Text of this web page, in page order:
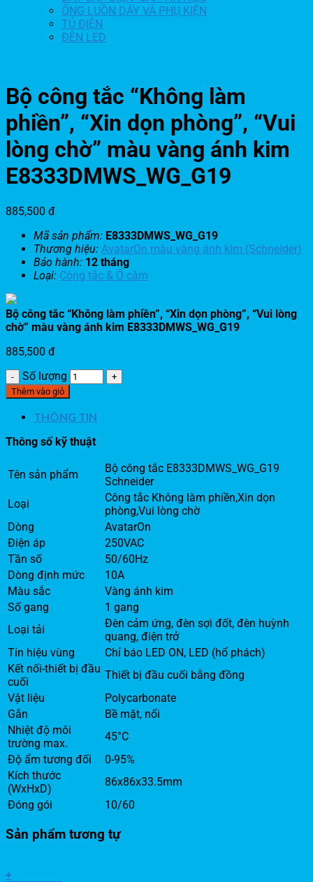
ỐNG LUỒN DÂY VÀ PHỤ KIỆN
TỦ ĐIỆN
ĐÈN LED
Bộ công tắc “Không làm
phiền”, “Xin dọn phòng”, “Vui
lòng chờ” màu vàng ánh kim
E8333DMWS_WG_G19
885,500 đ
Mã sản phẩm: E8333DMWS_WG_G19
Thương hiệu: AvatarOn màu vàng ánh kim (Schneider)
Bảo hành: 12 tháng
Loại: Công tắc & Ổ cắm
Bộ công tắc “Không làm phiền”, “Xin dọn phòng”, “Vui lòng
chờ” màu vàng ánh kim E8333DMWS_WG_G19
885,500 đ
Số lượng
Thêm vào giỏ
THÔNG TIN
Thông số kỹ thuật
Tên sản phẩm
Bộ công tắc E8333DMWS_WG_G19
Schneider
Loại
Công tắc Không làm phiền,Xin dọn
phòng,Vui lòng chờ
Dòng
AvatarOn
Điện áp
250VAC
Tần số
50/60Hz
Dòng định mức
10A
Màu sắc
Vàng ánh kim
Số gang
1 gang
Loại tải
Đèn cảm ứng, đèn sợi đốt, đèn huỳnh
quang, điện trở
Tín hiệu vùng
Chỉ báo LED ON, LED (hổ phách)
Kết nối-thiết bị đầu
cuối
Thiết bị đầu cuối bằng đồng
Vật liệu
Polycarbonate
Gắn
Bề mặt, nổi
Nhiệt độ môi
trường max.
45°C
Độ ẩm tương đối
0-95%
Kích thước
(WxHxD)
86x86x33.5mm
Đóng gói
10/60
Sản phẩm tương tự
+